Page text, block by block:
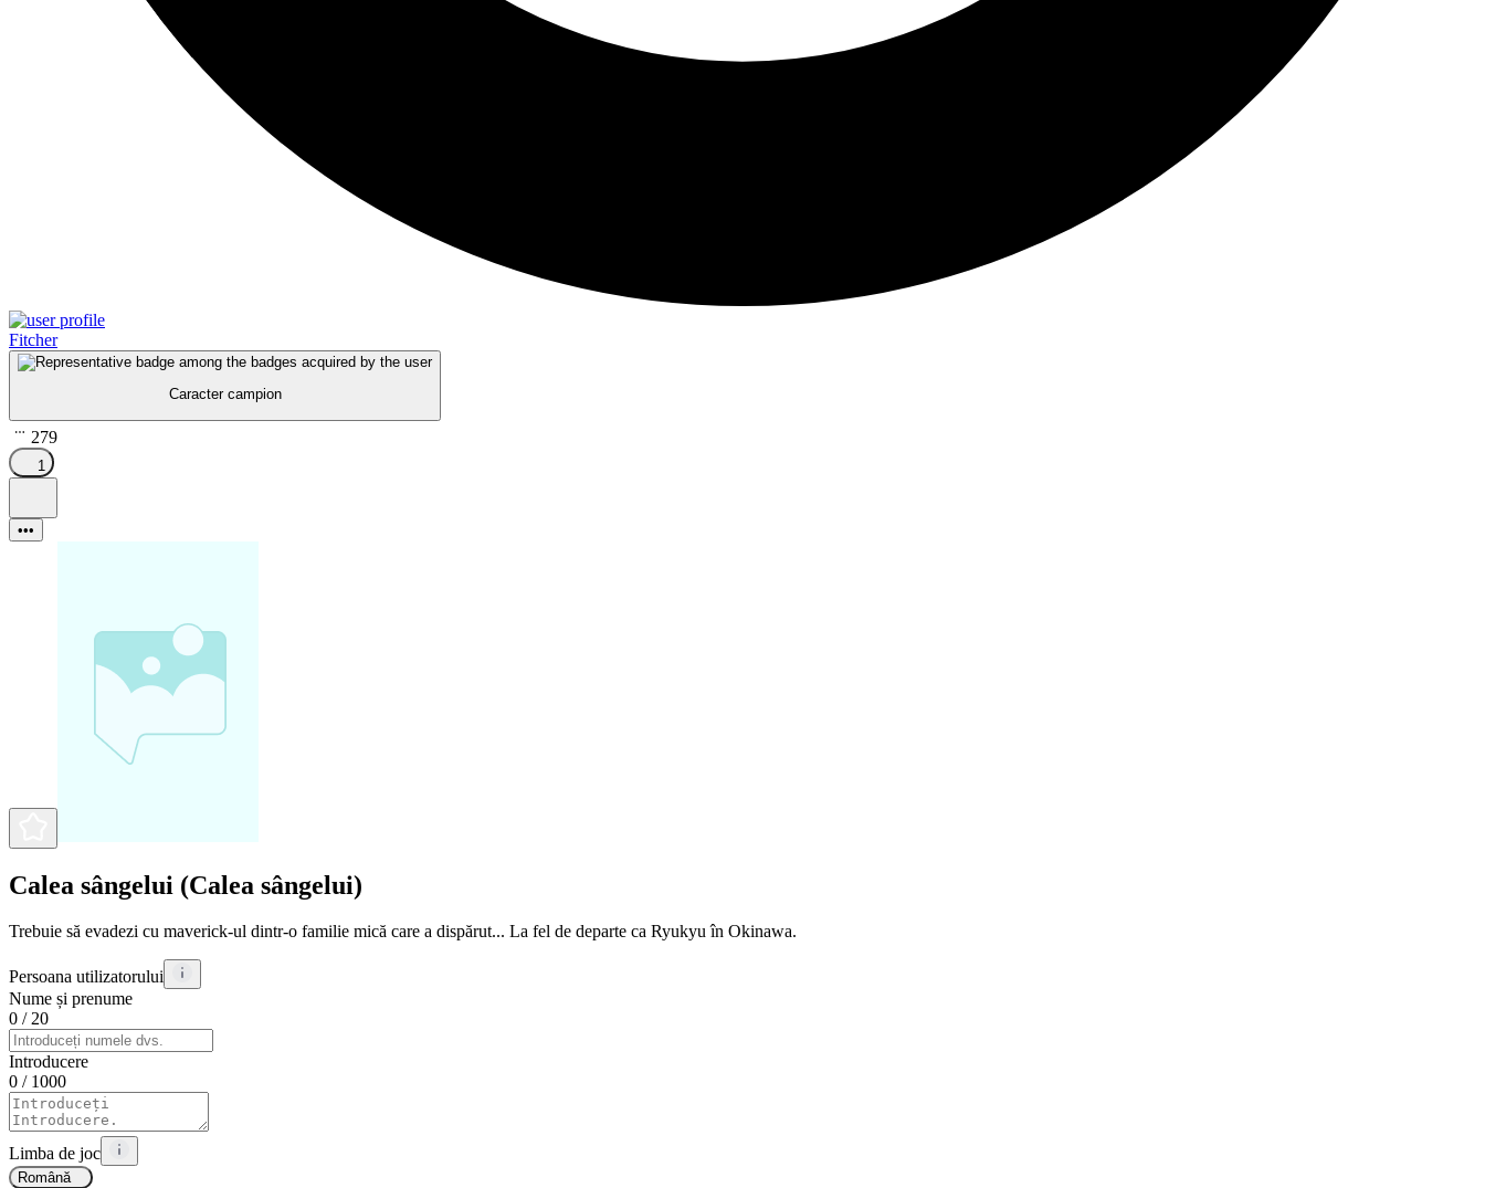
Fitcher
Caracter campion
279
1
•••
Calea sângelui (Calea sângelui)
Trebuie să evadezi cu maverick-ul dintr-o familie mică care a dispărut... La fel de departe ca Ryukyu în Okinawa.
Persoana utilizatorului
Nume și prenume
0 / 20
Introducere
0 / 1000
Limba de joc
Română